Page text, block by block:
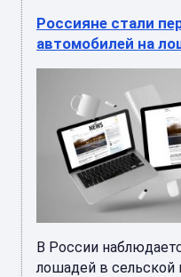
Россияне стали
автомобилей на
В России
лошадей в сельской